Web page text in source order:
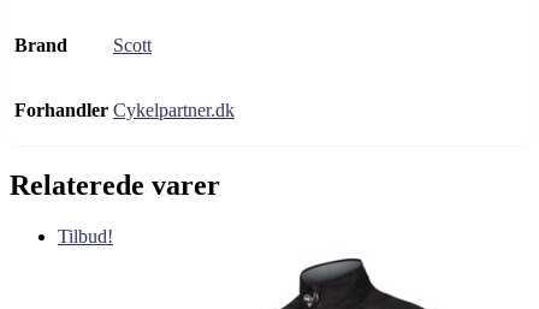
Brand Scott
Forhandler Cykelpartner.dk
Relaterede varer
Tilbud!